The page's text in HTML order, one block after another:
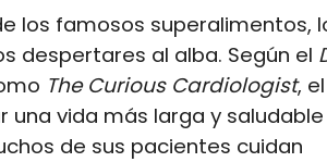
los famosos superalimentos,
despertares al alba. Según el
The Curious Cardiologist, el
vida más larga y
de sus pacientes cuidan